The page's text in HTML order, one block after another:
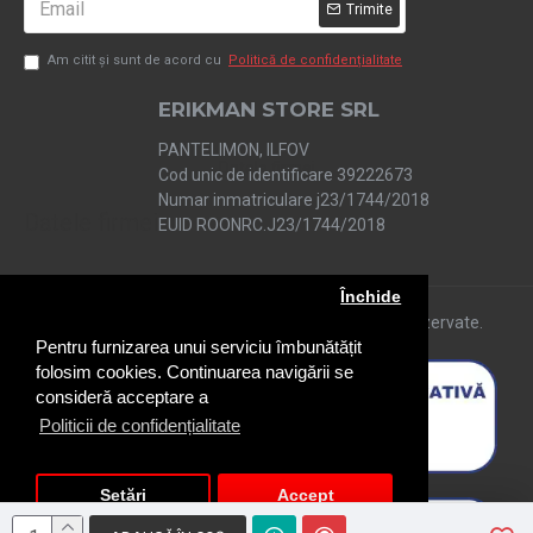
Pentru furnizarea unui serviciu îmbunătățit
folosim cookies. Continuarea navigării se
consideră acceptare a
Politicii de confidențialitate
Închide
Setări Accept
prevazut si cu functie de
lanterna avand in varf un
LED superluminos si
economic care va ofera
posibilitatea sa folositi
acest electrosoc si ca o
lanterna foarte economica
cu o mare autonomie de
functionare.
Electrosocul este prevazut
Trimite
Am citit şi sunt de acord cu Politică de confidențialitate
ERIKMAN STORE SRL
PANTELIMON, ILFOV
Cod unic de identificare 39222673
Numar inmatriculare j23/1744/2018
EUID ROONRC.J23/1744/2018
Copyright © 2019 shopelite.ro. Toate drepturile rezervate.